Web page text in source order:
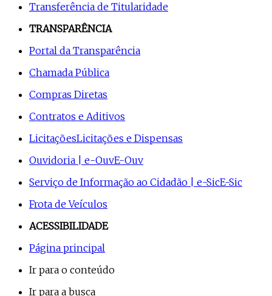
Transferência de Titularidade
TRANSPARÊNCIA
Portal da Transparência
Chamada Pública
Compras Diretas
Contratos e Aditivos
LicitaçõesLicitações e Dispensas
Ouvidoria | e-OuvE-Ouv
Serviço de Informação ao Cidadão | e-SicE-Sic
Frota de Veículos
ACESSIBILIDADE
Página principal
Ir para o conteúdo
Ir para a busca